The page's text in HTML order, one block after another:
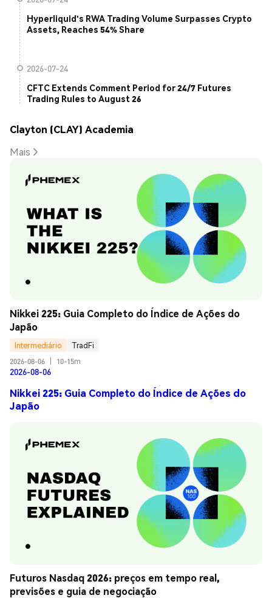
Hyperliquid's RWA Trading Volume Surpasses Crypto
Assets, Reaches 54% Share
2026-07-24
CFTC Extends Comment Period for 24/7 Futures
Trading Rules to August 26
Clayton (CLAY) Academia
Mais
Nikkei 225: Guia Completo do Índice de Ações do
Japão
Intermediário
TradFi
2026-08-06
10-15m
2026-08-06
Nikkei 225: Guia Completo do Índice de Ações do
Japão
Futuros Nasdaq 2026: preços em tempo real,
previsões e guia de negociação